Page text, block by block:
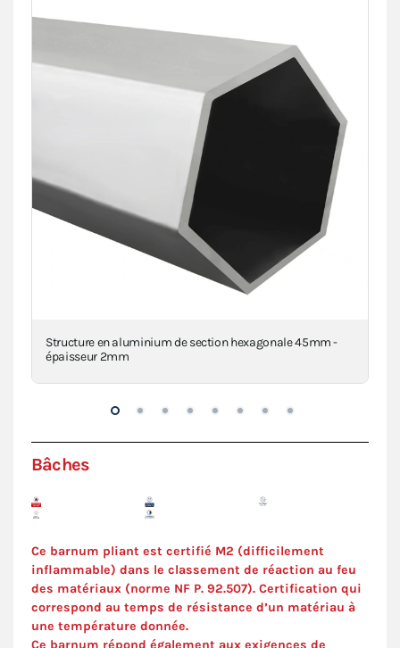
Structure en aluminium de section hexagonale 45mm -
épaisseur 2mm
Bâches
Ce barnum pliant est certifié M2 (difficilement
inflammable) dans le classement de réaction au feu
des matériaux (norme NF P. 92.507). Certification qui
correspond au temps de résistance d’un matériau à
une température donnée.